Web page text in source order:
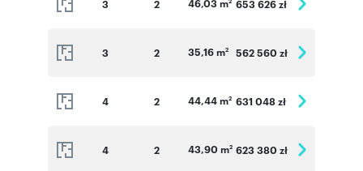
3 2 653 626 zł
3 2 35,16 m2 562 560 zł
4 2 44,44 m2 631 048 zł
4 2 43,90 m2 623 380 zł